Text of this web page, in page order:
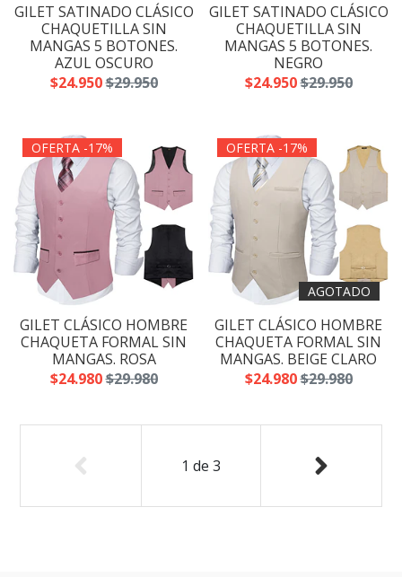
GILET SATINADO CLÁSICO
CHAQUETILLA SIN
MANGAS 5 BOTONES.
AZUL OSCURO
$24.950$29.950
GILET SATINADO CLÁSICO
CHAQUETILLA SIN
MANGAS 5 BOTONES.
NEGRO
$24.950$29.950
OFERTA -17%
GILET CLÁSICO HOMBRE
CHAQUETA FORMAL SIN
MANGAS. ROSA
$24.980$29.980
OFERTA -17%
AGOTADO
GILET CLÁSICO HOMBRE
CHAQUETA FORMAL SIN
MANGAS. BEIGE CLARO
$24.980$29.980
1 de 3